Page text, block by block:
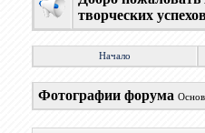
творческих
Начало
Фотографии форума